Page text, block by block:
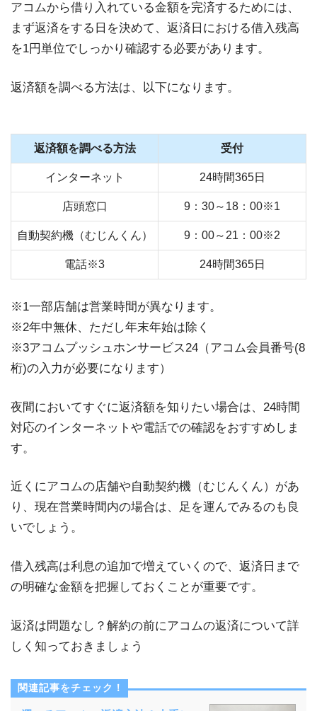
アコムから借り入れている金額を完済するためには、
まず返済をする日を決めて、返済日における借入残高
を1円単位でしっかり確認する必要があります。
返済額を調べる方法は、以下になります。
返済額を調べる方法 受付
インターネット 24時間365日
店頭窓口 9：30～18：00※1
自動契約機（むじんくん） 9：00～21：00※2
電話※3 24時間365日
※1一部店舗は営業時間が異なります。
※2年中無休、ただし年末年始は除く
※3アコムプッシュホンサービス24（アコム会員番号(8
桁)の入力が必要になります）
夜間においてすぐに返済額を知りたい場合は、24時間
対応のインターネットや電話での確認をおすすめしま
す。
近くにアコムの店舗や自動契約機（むじんくん）があ
り、現在営業時間内の場合は、足を運んでみるのも良
いでしょう。
借入残高は利息の追加で増えていくので、返済日まで
の明確な金額を把握しておくことが重要です。
返済は問題なし？解約の前にアコムの返済について詳
しく知っておきましょう